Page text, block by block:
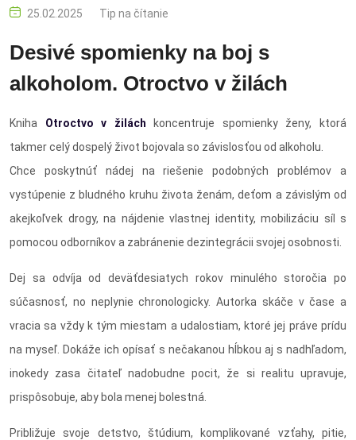
25.02.2025 Tip na čítanie
Desivé spomienky na boj s
alkoholom. Otroctvo v žilách
Kniha Otroctvo v žilách koncentruje spomienky ženy, ktorá
takmer celý dospelý život bojovala so závislosťou od alkoholu.
Chce poskytnúť nádej na riešenie podobných problémov a
vystúpenie z bludného kruhu života ženám, deťom a závislým od
akejkoľvek drogy, na nájdenie vlastnej identity, mobilizáciu síl s
pomocou odborníkov a zabránenie dezintegrácii svojej osobnosti.
Dej sa odvíja od deväťdesiatych rokov minulého storočia po
súčasnosť, no neplynie chronologicky. Autorka skáče v čase a
vracia sa vždy k tým miestam a udalostiam, ktoré jej práve prídu
na myseľ. Dokáže ich opísať s nečakanou hĺbkou aj s nadhľadom,
inokedy zasa čitateľ nadobudne pocit, že si realitu upravuje,
prispôsobuje, aby bola menej bolestná.
Približuje svoje detstvo, štúdium, komplikované vzťahy, pitie,